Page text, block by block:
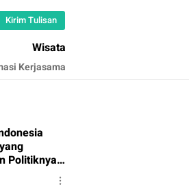
Kirim Tulisan
Wisata
Kerjasama
Politiknya